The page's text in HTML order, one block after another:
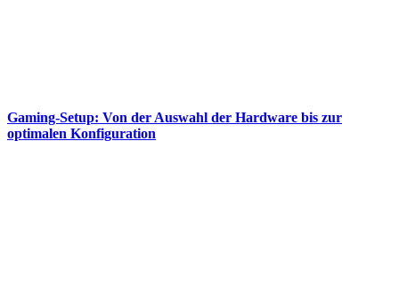
Gaming-Setup: Von der Auswahl der Hardware bis zur
optimalen Konfiguration